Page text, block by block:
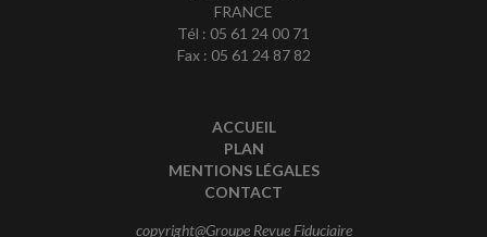
FRANCE
Tél : 05 61 24 00 71
Fax : 05 61 24 87 82
ACCUEIL
PLAN
MENTIONS LÉGALES
CONTACT
copyright@Groupe Revue Fiduciaire